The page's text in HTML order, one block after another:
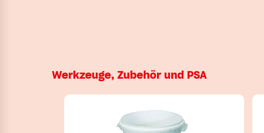
Werkzeuge, Zubehör und PSA